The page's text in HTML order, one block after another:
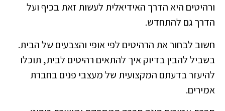
ורהיטים היא הדרך האידיאלית לעשות זאת בכיף ועל
הדרך גם להתחדש.
חשוב לבחור את הרהיטים לפי אופי והצבעים של הבית.
בשביל להבין בדיוק איך להתאים רהיטים לבית, תוכלו
להיעזר בדעתם המקצועית של מעצבי פנים בחברת
אמירים.